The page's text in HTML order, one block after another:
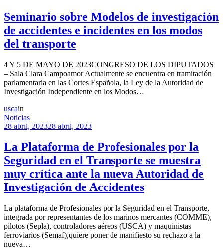
Seminario sobre Modelos de investigación
de accidentes e incidentes en los modos
del transporte
4 Y 5 DE MAYO DE 2023CONGRESO DE LOS DIPUTADOS
– Sala Clara Campoamor Actualmente se encuentra en tramitación
parlamentaria en las Cortes Española, la Ley de la Autoridad de
Investigación Independiente en los Modos…
uscain
Noticias
28 abril, 202328 abril, 2023
La Plataforma de Profesionales por la
Seguridad en el Transporte se muestra
muy crítica ante la nueva Autoridad de
Investigación de Accidentes
La plataforma de Profesionales por la Seguridad en el Transporte,
integrada por representantes de los marinos mercantes (COMME),
pilotos (Sepla), controladores aéreos (USCA) y maquinistas
ferroviarios (Semaf),quiere poner de manifiesto su rechazo a la
nueva…